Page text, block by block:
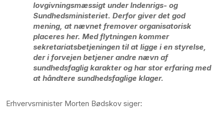
lovgivningsmæssigt under Indenrigs- og
Sundhedsministeriet. Derfor giver det god
mening, at nævnet fremover organisatorisk
placeres her. Med flytningen kommer
sekretariatsbetjeningen til at ligge i en styrelse,
der i forvejen betjener andre nævn af
sundhedsfaglig karakter og har stor erfaring med
at håndtere sundhedsfaglige klager.
Erhvervsminister Morten Bødskov siger: